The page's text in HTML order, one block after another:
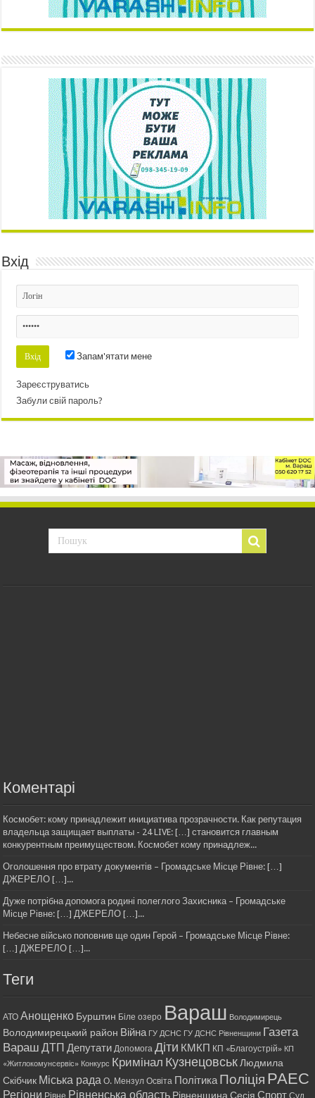
Вхід
Запам'ятати мене
Зареєструватись
Забули свій пароль?
Коментарі
Космобет: кому принадлежит инициатива прозрачности. Как репутация
владельца защищает выплаты - 24 LIVE: […] становится главным
конкурентным преимуществом. Космобет кому принадлеж...
Оголошення про втрату документів – Громадське Місце Рівне: […]
ДЖЕРЕЛО […]...
Дуже потрібна допомога родині полеглого Захисника – Громадське
Місце Рівне: […] ДЖЕРЕЛО […]...
Небесне військо поповнив ще один Герой – Громадське Місце Рівне:
[…] ДЖЕРЕЛО […]...
Теги
АТО Анощенко Бурштин Біле озеро Вараш Володимирець
Володимирецький район Війна ГУ ДСНС ГУ ДСНС Рівненщини Газета
Вараш ДТП Депутати Допомога Діти КМКП КП «Благоустрій» КП
«Житлокомунсервіс» Конкурс Кримінал Кузнецовськ Людмила
Скібчик Міська рада О. Мензул Освіта ПолітикаПоліція РАЕС
Регіони Рівненська область Рівненщина Сесія Спорт